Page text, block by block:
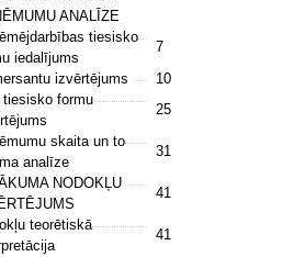
ANALĪZE
tiesisko
iedalījums
7
izvērtējums
10
tiesisko formu
25
skaita un to
analīze
31
NODOKĻU
41
teorētiskā
41